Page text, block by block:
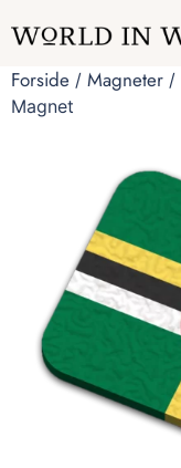
Forside / Magneter /
Magnet